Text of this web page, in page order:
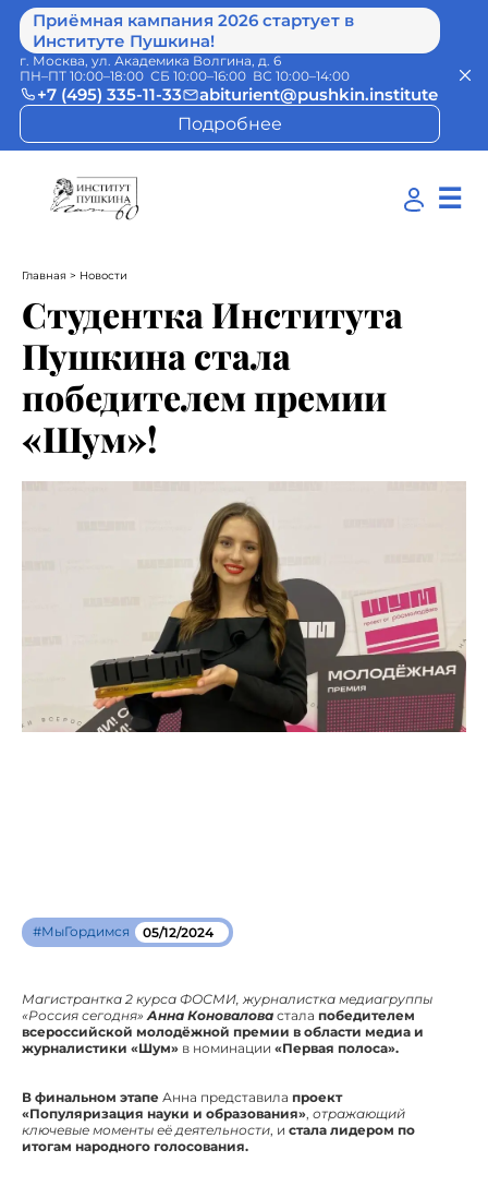
Приёмная кампания 2026 стартует в
Институте Пушкина!
г. Москва, ул. Академика Волгина, д. 6
ПН–ПТ 10:00–18:00 СБ 10:00–16:00 ВС 10:00–14:00
+7 (495) 335-11-33
abiturient@pushkin.institute
Подробнее
☰
Главная > Новости
Студентка Института
Пушкина стала
победителем премии
«Шум»!
#МыГордимся 05/12/2024
Магистрантка 2 курса ФОСМИ, журналистка медиагруппы
«Россия сегодня» Анна Коновалова стала победителем
всероссийской молодёжной премии в области медиа и
журналистики «Шум» в номинации «Первая полоса».
В финальном этапе Анна представила проект
«Популяризация науки и образования», отражающий
ключевые моменты её деятельности, и стала лидером по
итогам народного голосования.